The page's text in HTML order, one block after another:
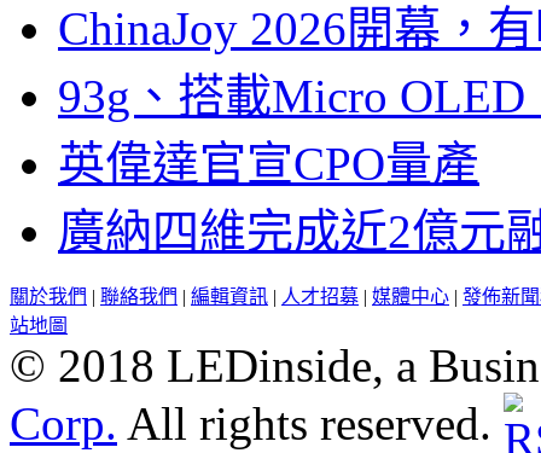
ChinaJoy 2026開幕，
93g、搭載Micro
英偉達官宣CPO量產
廣納四維完成近2億元
關於我們 | 聯絡我們 | 編輯資訊 | 人才招募 | 媒體中心 | 發佈新
站地圖
© 2018 LEDinside, a
Corp. All rights reserved.